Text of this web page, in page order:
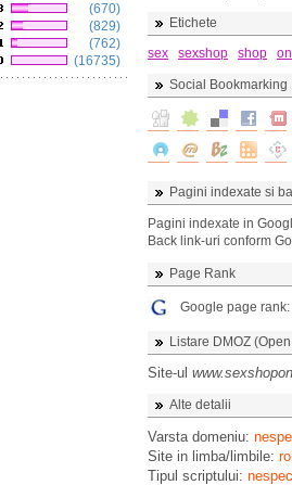
(670)
(829)
(762)
(16735)
Etichete
sex
sexshop shop
Social Bookmarking
Pagini indexate si
Pagini indexate in
Back link-uri conform
Page Rank
Google page rank:
Listare DMOZ
Site-ul
Alte detalii
Varsta domeniu:
Site in limba/limbile: ro
Tipul scriptului: